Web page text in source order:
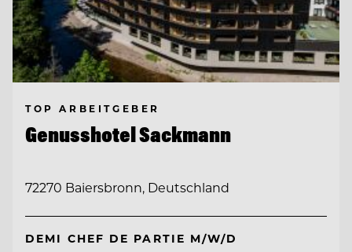
TOP ARBEITGEBER
Genusshotel Sackmann
72270 Baiersbronn, Deutschland
DEMI CHEF DE PARTIE M/W/D